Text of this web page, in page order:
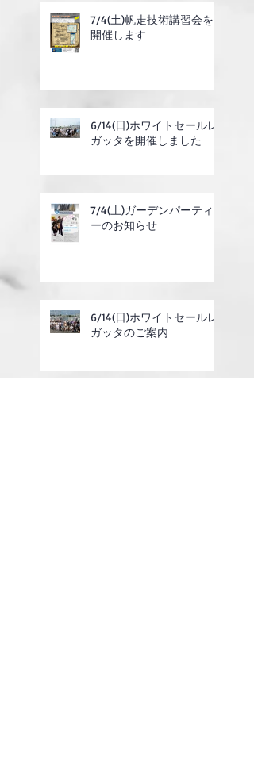
7/4(土)帆走技術講習会を
開催します
6/14(日)ホワイトセールレ
ガッタを開催しました
7/4(土)ガーデンパーティ
ーのお知らせ
6/14(日)ホワイトセールレ
ガッタのご案内